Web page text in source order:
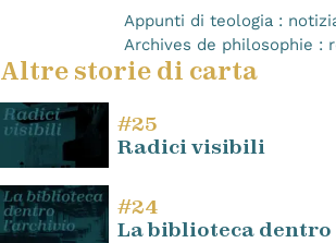
Appunti di teologia :
Archives de philosophie :
Altre storie di carta
#25
Radici visibili
#24
La biblioteca dentro